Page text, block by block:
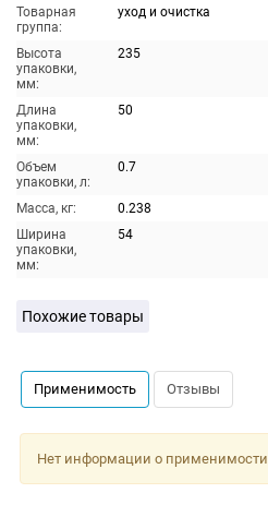
Товарная
группа:
уход и очистка
Высота
упаковки,
мм:
235
Длина
упаковки,
мм:
50
Объем
упаковки, л:
0.7
Масса, кг:
0.238
Ширина
упаковки,
мм:
54
Похожие товары
Применимость Отзывы
Нет информации о применимости